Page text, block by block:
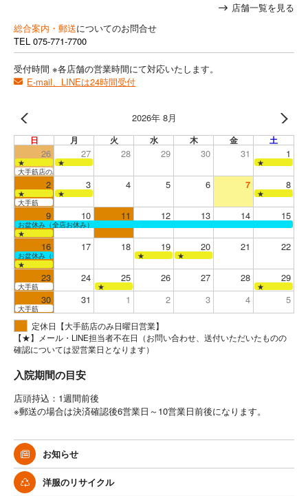
店舗一覧を見る
総合案内・郵送についてのお問合せ
TEL 075-771-7700
受付時間 ※各店舗の営業時間にて対応いたします。
E-mail、LINEは24時間受付
2026年 8月
日 月 火 水 木 金 土
26 27 28 29 30 31 1
★ ★
★
大手筋店のみ営業
2 3 4 5 6 7 8
★ ★
★
大手筋
9 10 11 12 13 14 15
お盆休み（全店お休み）
★
16 17 18 19 20 21 22
お盆休み（全店お休み） ★
★
★
23 24 25 26 27 28 29
大手筋 ★ ★
30 31 1 2 3 4 5
大手筋
定休日【大手筋店のみ日曜日営業】
【★】メール・LINE担当者不在日（お問い合わせ、送付いただいたものの
確認については翌営業日となります）
入院期間の目安
店頭持込：1週間前後
※郵送の場合は決済確認後6営業日～10営業日前後になります。
お知らせ
洋服のリサイクル